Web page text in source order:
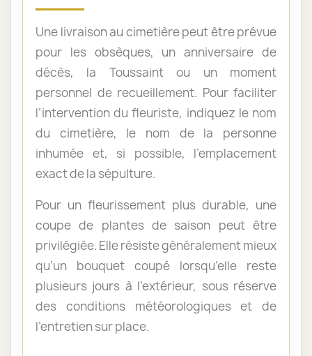
Une livraison au cimetière peut être prévue
pour les obsèques, un anniversaire de
décès, la Toussaint ou un moment
personnel de recueillement. Pour faciliter
l’intervention du fleuriste, indiquez le nom
du cimetière, le nom de la personne
inhumée et, si possible, l’emplacement
exact de la sépulture.
Pour un fleurissement plus durable, une
coupe de plantes de saison peut être
privilégiée. Elle résiste généralement mieux
qu’un bouquet coupé lorsqu’elle reste
plusieurs jours à l’extérieur, sous réserve
des conditions météorologiques et de
l’entretien sur place.